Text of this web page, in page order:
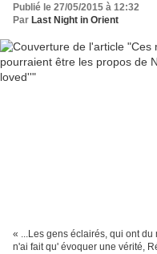
Publié le 27/05/2015 à 12:32
Par Last Night in Orient
« ...Les gens éclairés, qui ont
n'ai fait qu' évoquer une vérité,